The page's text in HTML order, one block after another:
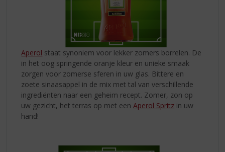
Aperol staat synoniem voor lekker zomers borrelen. De
in het oog springende oranje kleur en unieke smaak
zorgen voor zomerse sferen in uw glas. Bittere en
zoete sinaasappel in de mix met tal van verschillende
ingrediënten naar een geheim recept. Zomer, zon op
uw gezicht, het terras op met eenAperol Spritz in uw
hand!